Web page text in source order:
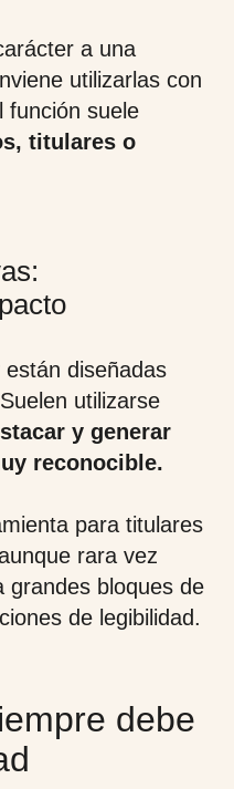
a una
utilizarlas con
función suele
titulares o
están diseñadas
utilizarse
y generar
reconocible.
para titulares
rara vez
grandes bloques de
de legibilidad.
debe